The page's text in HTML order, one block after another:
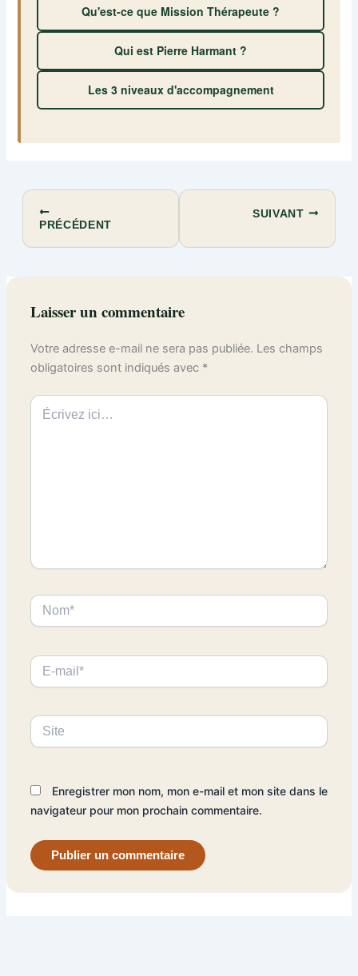
Qu'est-ce que Mission Thérapeute ?
Qui est Pierre Harmant ?
Les 3 niveaux d'accompagnement
PRÉCÉDENT
SUIVANT
Laisser un commentaire
Votre adresse e-mail ne sera pas publiée. Les champs
obligatoires sont indiqués avec *
Écrivez
ici…
Nom*
E-
mail*
Site
Enregistrer mon nom, mon e-mail et mon site dans le
navigateur pour mon prochain commentaire.